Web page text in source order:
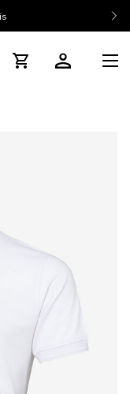
És